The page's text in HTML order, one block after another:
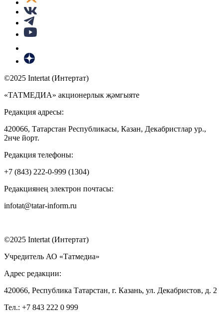
©2025 Intertat (Интертат)
«ТАТМЕДИА» акционерлык җәмгыяте
Редакция адресы:
420066, Татарстан Республикасы, Казан, Декабристлар ур.,
2нче йорт.
Редакция телефоны:
+7 (843) 222-0-999 (1304)
Редакциянең электрон почтасы:
infotat@tatar-inform.ru
©2025 Intertat (Интертат)
Учредитель АО «Татмедиа»
Адрес редакции:
420066, Республика Татарстан, г. Казань, ул. Декабристов, д. 2
Тел.: +7 843 222 0 999